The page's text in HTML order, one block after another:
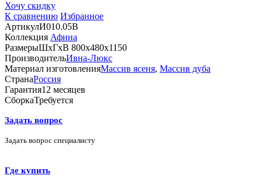
Хочу скидку
К сравнению Избранное
АртикулИ010.05В
Коллекция Афина
РазмерыШхГхВ 800х480х1150
ПроизводительИвна-Люкс
Материал изготовленияМассив ясеня, Массив дуба
СтранаРоссия
Гарантия12 месяцев
СборкаТребуется
Задать вопрос
Задать вопрос специалисту
Где купить